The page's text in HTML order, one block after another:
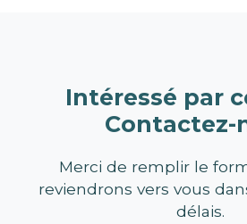
Intéressé par
Contactez-
Merci de remplir le
reviendrons vers vous
délais.